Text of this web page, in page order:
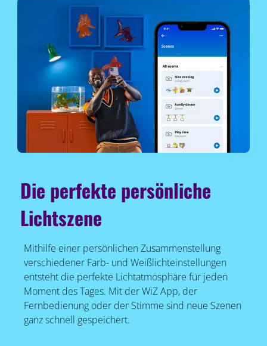
Die perfekte persönliche
Lichtszene
Mithilfe einer persönlichen Zusammenstellung
verschiedener Farb- und Weißlichteinstellungen
entsteht die perfekte Lichtatmosphäre für jeden
Moment des Tages. Mit der WiZ App, der
Fernbedienung oder der Stimme sind neue Szenen
ganz schnell gespeichert.